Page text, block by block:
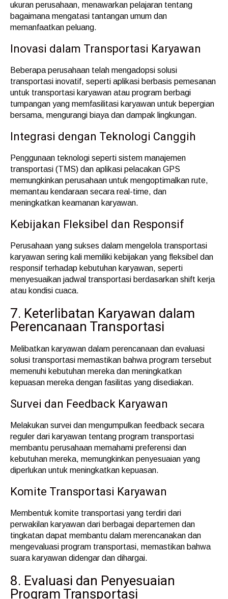
ukuran perusahaan, menawarkan pelajaran tentang
bagaimana mengatasi tantangan umum dan
memanfaatkan peluang.
Inovasi dalam Transportasi Karyawan
Beberapa perusahaan telah mengadopsi solusi
transportasi inovatif, seperti aplikasi berbasis pemesanan
untuk transportasi karyawan atau program berbagi
tumpangan yang memfasilitasi karyawan untuk bepergian
bersama, mengurangi biaya dan dampak lingkungan.
Integrasi dengan Teknologi Canggih
Penggunaan teknologi seperti sistem manajemen
transportasi (TMS) dan aplikasi pelacakan GPS
memungkinkan perusahaan untuk mengoptimalkan rute,
memantau kendaraan secara real-time, dan
meningkatkan keamanan karyawan.
Kebijakan Fleksibel dan Responsif
Perusahaan yang sukses dalam mengelola transportasi
karyawan sering kali memiliki kebijakan yang fleksibel dan
responsif terhadap kebutuhan karyawan, seperti
menyesuaikan jadwal transportasi berdasarkan shift kerja
atau kondisi cuaca.
7. Keterlibatan Karyawan dalam
Perencanaan Transportasi
Melibatkan karyawan dalam perencanaan dan evaluasi
solusi transportasi memastikan bahwa program tersebut
memenuhi kebutuhan mereka dan meningkatkan
kepuasan mereka dengan fasilitas yang disediakan.
Survei dan Feedback Karyawan
Melakukan survei dan mengumpulkan feedback secara
reguler dari karyawan tentang program transportasi
membantu perusahaan memahami preferensi dan
kebutuhan mereka, memungkinkan penyesuaian yang
diperlukan untuk meningkatkan kepuasan.
Komite Transportasi Karyawan
Membentuk komite transportasi yang terdiri dari
perwakilan karyawan dari berbagai departemen dan
tingkatan dapat membantu dalam merencanakan dan
mengevaluasi program transportasi, memastikan bahwa
suara karyawan didengar dan dihargai.
8. Evaluasi dan Penyesuaian
Program Transportasi